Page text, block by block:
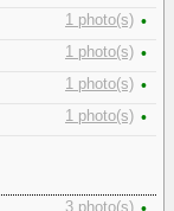
1 photo(s) •
1 photo(s) •
1 photo(s) •
1 photo(s) •
3 photo(s)